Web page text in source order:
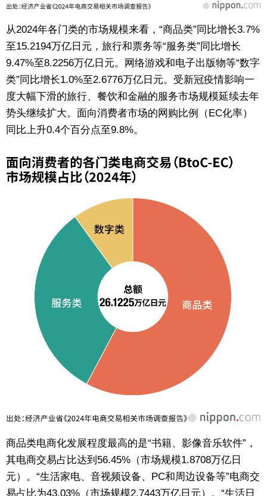
从2024年各门类的市场规模来看，“商品类”同比增长3.7%
至15.2194万亿日元，旅行和票务等“服务类”同比增长
9.47%至8.2256万亿日元。网络游戏和电子出版物等“数字
类”同比增长1.0%至2.6776万亿日元。受新冠疫情影响一
度大幅下滑的旅行、餐饮和金融的服务市场规模延续去年
势头继续扩大。面向消费者市场的网购比例（EC化率）
同比上升0.4个百分点至9.8%。
商品类电商化发展程度最高的是“书籍、影像音乐软件”，
其电商交易占比达到56.45%（市场规模1.8708万亿日
元）。“生活家电、音视频设备、PC和周边设备等”电商交
易占比为43.03%（市场规模2.7443万亿日元）。“生活日